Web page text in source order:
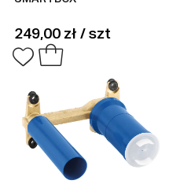
249,00 zł / szt